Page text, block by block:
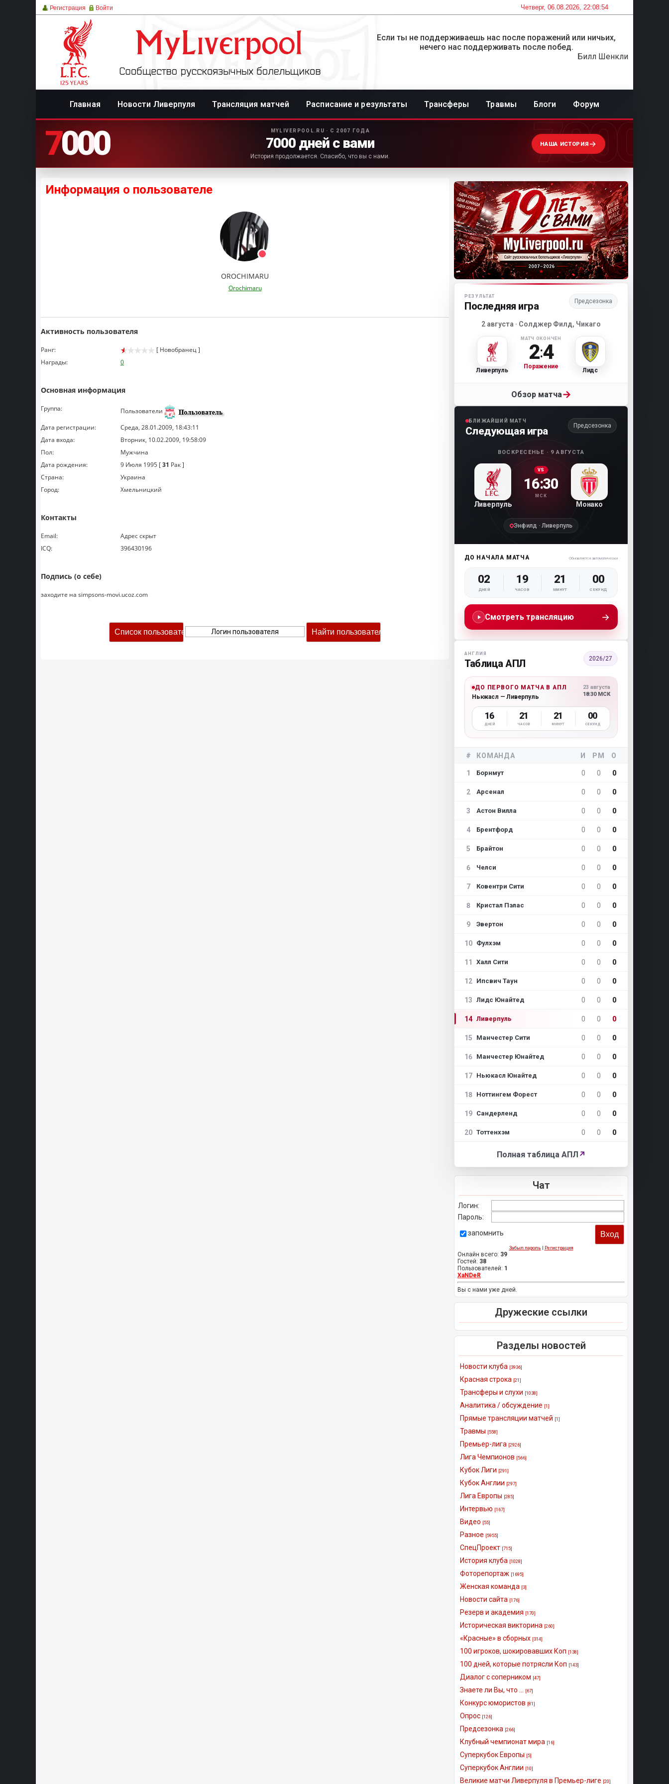
Четверг, 06.08.2026, 22:08:54
Регистрация Войти
Если ты не поддерживаешь нас после поражений или ничьих,
нечего нас поддерживать после побед.
Билл Шенкли
Главная Новости Ливерпуля Трансляция матчей Расписание и результаты Трансферы Травмы Блоги Форум
7000
7000 MYLIVERPOOL.RU · С 2007 ГОДА
7000 дней с вами
История продолжается. Спасибо, что вы с нами.
НАША ИСТОРИЯ
Информация о пользователе
OROCHIMARU
Orochimaru
Активность пользователя
Ранг:
[ Новобранец ]
Награды:
0
Основная информация
Группа:
Пользователи
Дата регистрации:
Среда, 28.01.2009, 18:43:11
Дата входа:
Вторник, 10.02.2009, 19:58:09
Пол:
Мужчина
Дата рождения:
9 Июля 1995 [31 Рак ]
Страна:
Украина
Город:
Хмельницкий
Контакты
Email:
Адрес скрыт
ICQ:
396430196
Подпись (о себе)
заходите на simpsons-movi.ucoz.com
Матч-центр «Ливерпуля»
РЕЗУЛЬТАТ
Последняя игра Предсезонка
2 августа · Солджер Филд, Чикаго
Ливерпуль
МАТЧ ОКОНЧЕН
2:4
Поражение
Лидс
Обзор матча→
БЛИЖАЙШИЙ МАТЧ
Следующая игра Предсезонка
ВОСКРЕСЕНЬЕ · 9 АВГУСТА
Ливерпуль
VS
16:30
МСК
Монако
Энфилд · Ливерпуль
ДО НАЧАЛА МАТЧА Обновляется автоматически
02
ДНЕЙ
19
ЧАСОВ
20
МИНУТ
59
СЕКУНД
Смотреть трансляцию →
АНГЛИЯ
Таблица АПЛ 2026/27
ДО ПЕРВОГО МАТЧА В АПЛ
Ньюкасл — Ливерпуль
23 августа
18:30 МСК
16
ДНЕЙ
21
ЧАСОВ
20
МИНУТ
59
СЕКУНД
# КОМАНДА И РМ О
1 Борнмут 0 0 0
2 Арсенал 0 0 0
3 Астон Вилла 0 0 0
4 Брентфорд 0 0 0
5 Брайтон 0 0 0
6 Челси 0 0 0
7 Ковентри Сити 0 0 0
8 Кристал Пэлас 0 0 0
9 Эвертон 0 0 0
10 Фулхэм 0 0 0
11 Халл Сити 0 0 0
12 Ипсвич Таун 0 0 0
13 Лидс Юнайтед 0 0 0
14 Ливерпуль 0 0 0
15 Манчестер Сити 0 0 0
16 Манчестер Юнайтед 0 0 0
17 Ньюкасл Юнайтед 0 0 0
18 Ноттингем Форест 0 0 0
19 Сандерленд 0 0 0
20 Тоттенхэм 0 0 0
Полная таблица АПЛ ↗
Чат
Логин:
Пароль:
запомнить
Забыл пароль | Регистрация
Онлайн всего: 39
Гостей: 38
Пользователей: 1
XaNDeR
Вы с нами уже дней.
Дружеские ссылки
Разделы новостей
Новости клуба [3936]
Красная строка [21]
Трансферы и слухи [1038]
Аналитика / обсуждение [1]
Прямые трансляции матчей [1]
Травмы [558]
Премьер-лига [2926]
Лига Чемпионов [566]
Кубок Лиги [291]
Кубок Англии [297]
Лига Европы [285]
Интервью [167]
Видео [55]
Разное [5955]
СпецПроект [715]
История клуба [1028]
Фоторепортаж [1695]
Женская команда [3]
Новости сайта [176]
Резерв и академия [170]
Историческая викторина [260]
«Красные» в сборных [314]
100 игроков, шокировавших Коп [138]
100 дней, которые потрясли Коп [143]
Диалог с соперником [47]
Знаете ли Вы, что ... [67]
Конкурс юмористов [81]
Опрос [126]
Предсезонка [266]
Клубный чемпионат мира [16]
Суперкубок Европы [5]
Суперкубок Англии [10]
Великие матчи Ливерпуля в Премьер-лиге [20]